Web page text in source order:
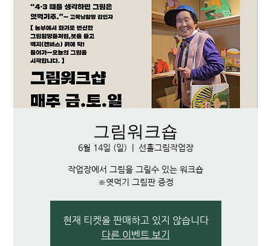
그림워크숍
6월 14일 (일) 선흘그림작업장
작업장에서 그림을 그릴수 있는 워크숍
※엿먹기 그림판 증정
현재 티켓을 판매하고 있지 않습니다
다른 이벤트 보기